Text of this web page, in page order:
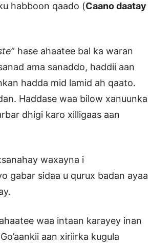
habboon qaado (Caano daatay
” hase ahaatee bal ka waran
ama sanaddo, haddii aan
hadda mid lamid ah qaato.
Haddase waa bilow xanuunka
dhigi karo xilligaas aan
waxayna i
gabar sidaa u qurux badan ayaa
waa intaan karayey inan
aan xiriirka kugula